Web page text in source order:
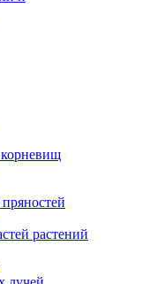
растений